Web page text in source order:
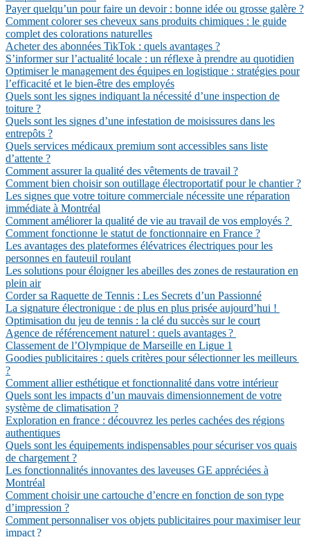
Payer quelqu’un pour faire un devoir : bonne idée ou grosse galère ?
Comment colorer ses cheveux sans produits chimiques : le guide
complet des colorations naturelles
Acheter des abonnées TikTok : quels avantages ?
S’informer sur l’actualité locale : un réflexe à prendre au quotidien
Optimiser le management des équipes en logistique : stratégies pour
l’efficacité et le bien-être des employés
Quels sont les signes indiquant la nécessité d’une inspection de
toiture ?
Quels sont les signes d’une infestation de moisissures dans les
entrepôts ?
Quels services médicaux premium sont accessibles sans liste
d’attente ?
Comment assurer la qualité des vêtements de travail ?
Comment bien choisir son outillage électroportatif pour le chantier ?
Les signes que votre toiture commerciale nécessite une réparation
immédiate à Montréal
Comment améliorer la qualité de vie au travail de vos employés ?
Comment fonctionne le statut de fonctionnaire en France ?
Les avantages des plateformes élévatrices électriques pour les
personnes en fauteuil roulant
Les solutions pour éloigner les abeilles des zones de restauration en
plein air
Corder sa Raquette de Tennis : Les Secrets d’un Passionné
La signature électronique : de plus en plus prisée aujourd’hui !
Optimisation du jeu de tennis : la clé du succès sur le court
Agence de référencement naturel : quels avantages ?
Classement de l’Olympique de Marseille en Ligue 1
Goodies publicitaires : quels critères pour sélectionner les meilleurs
?
Comment allier esthétique et fonctionnalité dans votre intérieur
Quels sont les impacts d’un mauvais dimensionnement de votre
système de climatisation ?
Exploration en france : découvrez les perles cachées des régions
authentiques
Quels sont les équipements indispensables pour sécuriser vos quais
de chargement ?
Les fonctionnalités innovantes des laveuses GE appréciées à
Montréal
Comment choisir une cartouche d’encre en fonction de son type
d’impression ?
Comment personnaliser vos objets publicitaires pour maximiser leur
impact ?